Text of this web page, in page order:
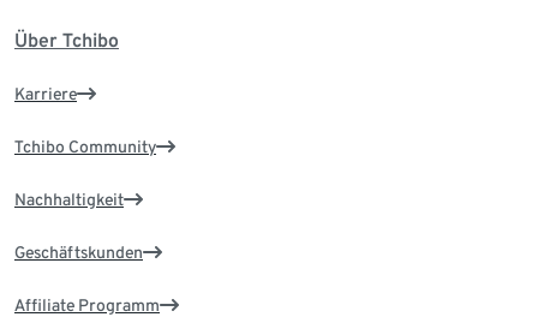
Über Tchibo
Karriere
Tchibo Community
Nachhaltigkeit
Geschäftskunden
Affiliate Programm